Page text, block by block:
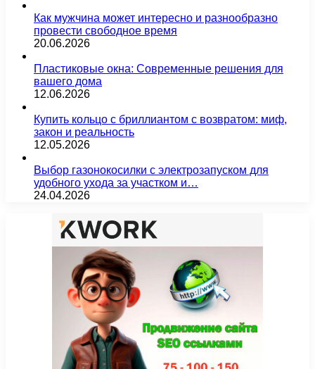
Как мужчина может интересно и разнообразно
провести свободное время
20.06.2026
Пластиковые окна: Современные решения для
вашего дома
12.06.2026
Купить кольцо с бриллиантом с возвратом: миф,
закон и реальность
12.05.2026
Выбор газонокосилки с электрозапуском для
удобного ухода за участком и…
24.04.2026